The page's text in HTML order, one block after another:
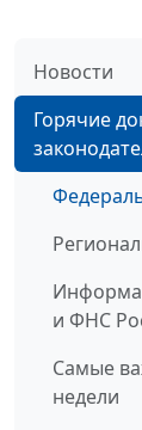
Новости
Горячие
и ФНС
Самые
недели